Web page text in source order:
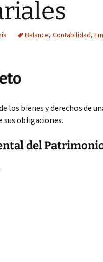
Balance, Contabilidad,
los bienes y derechos de
sus obligaciones.
del